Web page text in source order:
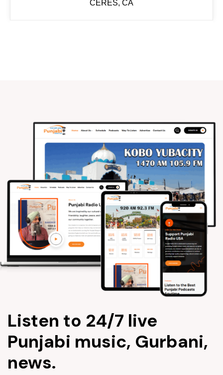
CERES, CA
Listen to 24/7 live
Punjabi music, Gurbani,
news.